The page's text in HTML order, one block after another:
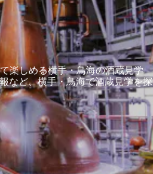
楽しめる横手・鳥海の酒蔵見学
など、横手・鳥海で酒蔵見学を探